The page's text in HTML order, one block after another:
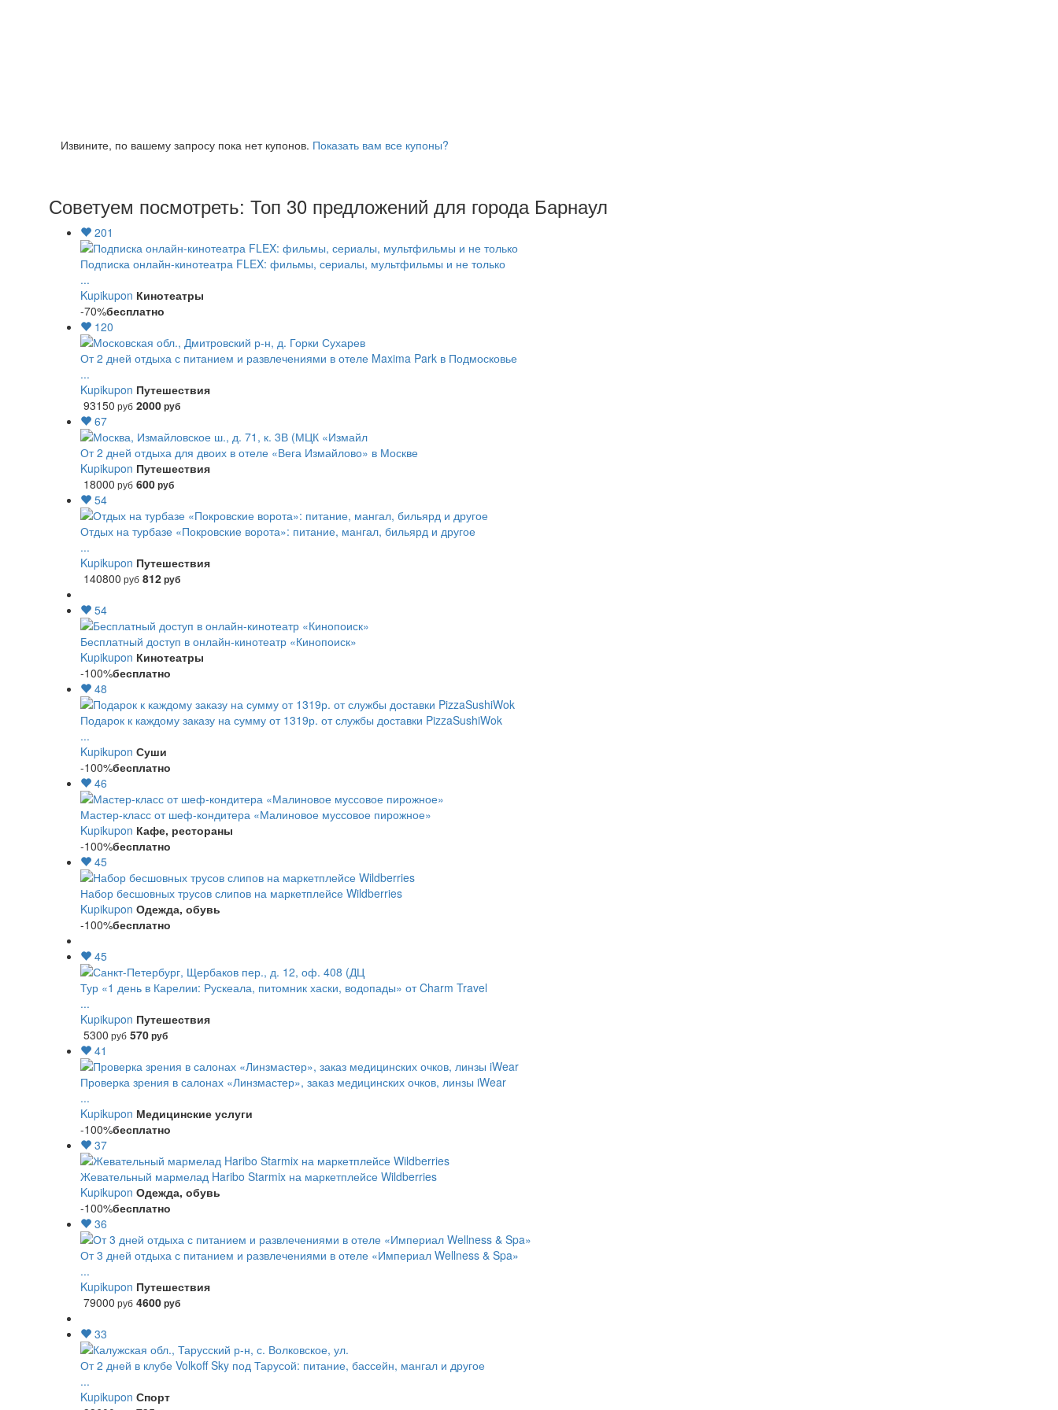
Извините, по вашему запросу пока нет купонов. Показать вам все купоны?
Советуем посмотреть: Топ 30 предложений для города Барнаул
201
Подписка онлайн-кинотеатра FLEX: фильмы, сериалы, мультфильмы и не только
...
Kupikupon Кинотеатры
-70%бесплатно
120
От 2 дней отдыха с питанием и развлечениями в отеле Maxima Park в Подмосковье
...
Kupikupon Путешествия
93150 руб 2000руб
67
От 2 дней отдыха для двоих в отеле «Вега Измайлово» в Москве
Kupikupon Путешествия
18000 руб 600руб
54
Отдых на турбазе «Покровские ворота»: питание, мангал, бильярд и другое
...
Kupikupon Путешествия
140800 руб 812руб
54
Бесплатный доступ в онлайн-кинотеатр «Кинопоиск»
Kupikupon Кинотеатры
-100%бесплатно
48
Подарок к каждому заказу на сумму от 1319р. от службы доставки PizzaSushiWok
...
Kupikupon Суши
-100%бесплатно
46
Мастер-класс от шеф-кондитера «Малиновое муссовое пирожное»
Kupikupon Кафе, рестораны
-100%бесплатно
45
Набор бесшовных трусов слипов на маркетплейсе Wildberries
Kupikupon Одежда, обувь
-100%бесплатно
45
Тур «1 день в Карелии: Рускеала, питомник хаски, водопады» от Charm Travel
...
Kupikupon Путешествия
5300 руб 570руб
41
Проверка зрения в салонах «Линзмастер», заказ медицинских очков, линзы iWear
...
Kupikupon Медицинские услуги
-100%бесплатно
37
Жевательный мармелад Haribo Starmix на маркетплейсе Wildberries
Kupikupon Одежда, обувь
-100%бесплатно
36
От 3 дней отдыха с питанием и развлечениями в отеле «Империал Wellness & Spa»
...
Kupikupon Путешествия
79000 руб 4600руб
33
От 2 дней в клубе Volkoff Sky под Тарусой: питание, бассейн, мангал и другое
...
Kupikupon Спорт